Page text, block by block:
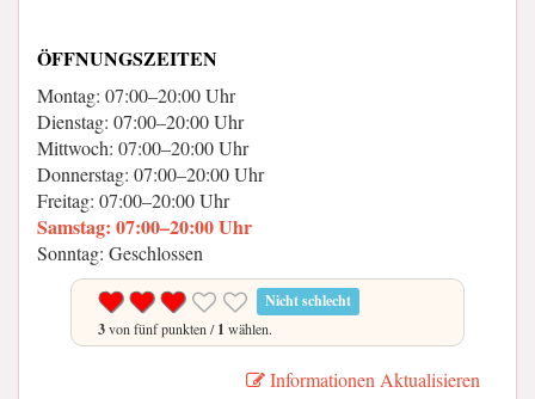
ÖFFNUNGSZEITEN
Montag: 07:00–20:00 Uhr
Dienstag: 07:00–20:00 Uhr
Mittwoch: 07:00–20:00 Uhr
Donnerstag: 07:00–20:00 Uhr
Freitag: 07:00–20:00 Uhr
Samstag: 07:00–20:00 Uhr
Sonntag: Geschlossen
Nicht schlecht
3von fünf punkten /1 wählen.
Informationen Aktualisieren